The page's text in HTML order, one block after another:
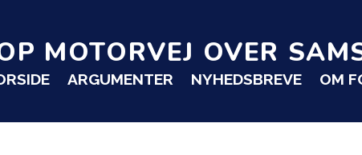
MOTORVEJ OVER
ARGUMENTER NYHEDSBREVE OM